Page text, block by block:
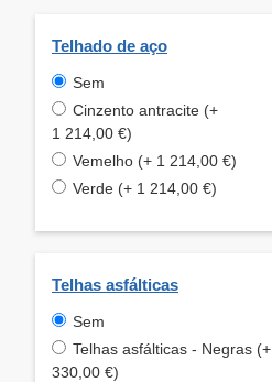
Telhado de aço
Sem
Cinzento antracite (+
1 214,00 €)
Vemelho (+ 1 214,00 €)
Verde (+ 1 214,00 €)
Telhas asfálticas
Sem
Telhas asfálticas - Negras (+
330,00 €)